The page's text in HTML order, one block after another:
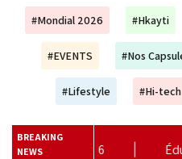
#Mondial 2026 #Hkayti
#EVENTS #Nos
#Lifestyle #Hi-tech
BREAKING
NEWSles plans à dix ans ne